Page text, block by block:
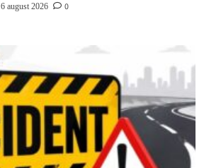
6 august 2026 0